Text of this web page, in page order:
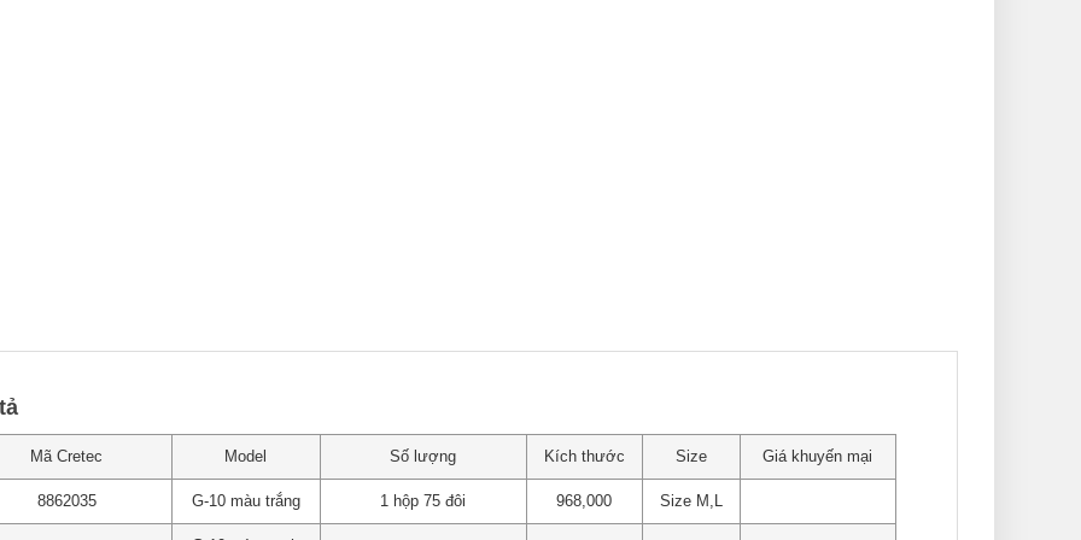
Mã Cretec Model Số lượng Kích thước Size Giá khuyến mại
8862035 G-10 màu trắng 1 hộp 75 đôi 968,000 Size M,L